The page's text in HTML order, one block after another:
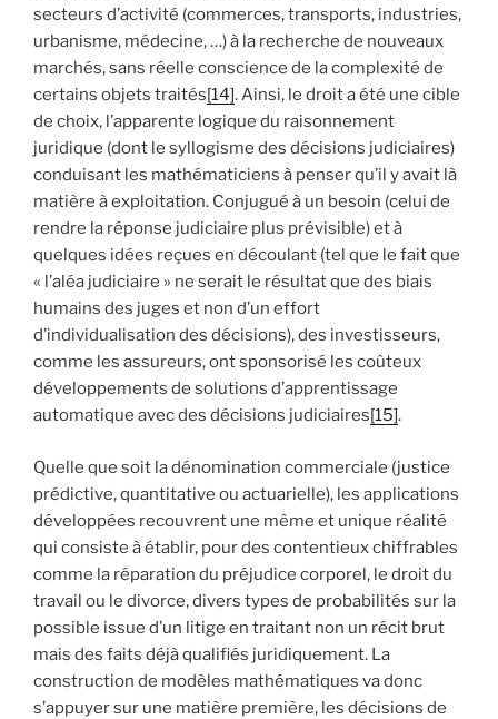
secteurs d’activité (commerces, transports, industries,
urbanisme, médecine, …) à la recherche de nouveaux
marchés, sans réelle conscience de la complexité de
certains objets traités[14]. Ainsi, le droit a été une cible
de choix, l’apparente logique du raisonnement
juridique (dont le syllogisme des décisions judiciaires)
conduisant les mathématiciens à penser qu’il y avait là
matière à exploitation. Conjugué à un besoin (celui de
rendre la réponse judiciaire plus prévisible) et à
quelques idées reçues en découlant (tel que le fait que
« l’aléa judiciaire » ne serait le résultat que des biais
humains des juges et non d’un effort
d’individualisation des décisions), des investisseurs,
comme les assureurs, ont sponsorisé les coûteux
développements de solutions d’apprentissage
automatique avec des décisions judiciaires[15].
Quelle que soit la dénomination commerciale (justice
prédictive, quantitative ou actuarielle), les applications
développées recouvrent une même et unique réalité
qui consiste à établir, pour des contentieux chiffrables
comme la réparation du préjudice corporel, le droit du
travail ou le divorce, divers types de probabilités sur la
possible issue d’un litige en traitant non un récit brut
mais des faits déjà qualifiés juridiquement. La
construction de modèles mathématiques va donc
s’appuyer sur une matière première, les décisions de